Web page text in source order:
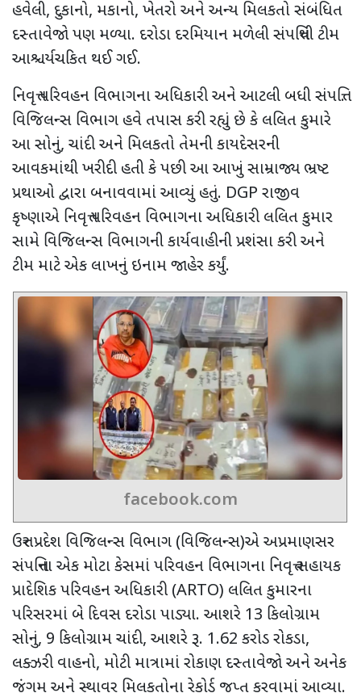
હવેલી, દુકાનો, મકાનો, ખેતરો અને અન્ય મિલકતો સંબંધિત
દસ્તાવેજો પણ મળ્યા. દરોડા દરમિયાન મળેલી સંપત્તિથી ટીમ
આશ્ચર્યચકિત થઈ ગઈ.
નિવૃત્ત પરિવહન વિભાગના અધિકારી અને આટલી બધી સંપત્તિ.
વિજિલન્સ વિભાગ હવે તપાસ કરી રહ્યું છે કે લલિત કુમારે
આ સોનું, ચાંદી અને મિલકતો તેમની કાયદેસરની
આવકમાંથી ખરીદી હતી કે પછી આ આખું સામ્રાજ્ય ભ્રષ્ટ
પ્રથાઓ દ્વારા બનાવવામાં આવ્યું હતું. DGP રાજીવ
કૃષ્ણાએ નિવૃત્ત પરિવહન વિભાગના અધિકારી લલિત કુમાર
સામે વિજિલન્સ વિભાગની કાર્યવાહીની પ્રશંસા કરી અને
ટીમ માટે એક લાખનું ઇનામ જાહેર કર્યું.
facebook.com
ઉત્તર પ્રદેશ વિજિલન્સ વિભાગ (વિજિલન્સ)એ અપ્રમાણસર
સંપત્તિના એક મોટા કેસમાં પરિવહન વિભાગના નિવૃત્ત સહાયક
પ્રાદેશિક પરિવહન અધિકારી (ARTO) લલિત કુમારના
પરિસરમાં બે દિવસ દરોડા પાડ્યા. આશરે 13 કિલોગ્રામ
સોનું, 9 કિલોગ્રામ ચાંદી, આશરે રૂ. 1.62 કરોડ રોકડા,
લક્ઝરી વાહનો, મોટી માત્રામાં રોકાણ દસ્તાવેજો અને અનેક
જંગમ અને સ્થાવર મિલકતોના રેકોર્ડ જપ્ત કરવામાં આવ્યા.